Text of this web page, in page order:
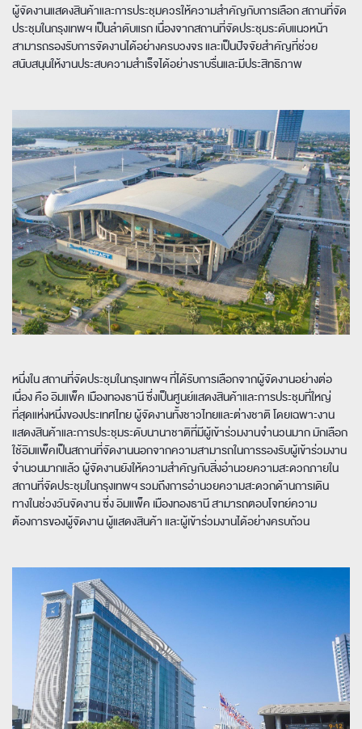
ผู้จัดงานแสดงสินค้าและการประชุมควรให้ความสำคัญกับการเลือก สถานที่จัด
ประชุมในกรุงเทพฯ เป็นลำดับแรก เนื่องจากสถานที่จัดประชุมระดับแนวหน้า
สามารถรองรับการจัดงานได้อย่างครบวงจร และเป็นปัจจัยสำคัญที่ช่วย
สนับสนุนให้งานประสบความสำเร็จได้อย่างราบรื่นและมีประสิทธิภาพ
หนึ่งใน สถานที่จัดประชุมในกรุงเทพฯ ที่ได้รับการเลือกจากผู้จัดงานอย่างต่อ
เนื่อง คือ อิมแพ็ค เมืองทองธานี ซึ่งเป็นศูนย์แสดงสินค้าและการประชุมที่ใหญ่
ที่สุดแห่งหนึ่งของประเทศไทย ผู้จัดงานทั้งชาวไทยและต่างชาติ โดยเฉพาะงาน
แสดงสินค้าและการประชุมระดับนานาชาติที่มีผู้เข้าร่วมงานจำนวนมาก มักเลือก
ใช้อิมแพ็คเป็นสถานที่จัดงานนอกจากความสามารถในการรองรับผู้เข้าร่วมงาน
จำนวนมากแล้ว ผู้จัดงานยังให้ความสำคัญกับสิ่งอำนวยความสะดวกภายใน
สถานที่จัดประชุมในกรุงเทพฯ รวมถึงการอำนวยความสะดวกด้านการเดิน
ทางในช่วงวันจัดงาน ซึ่ง อิมแพ็ค เมืองทองธานี สามารถตอบโจทย์ความ
ต้องการของผู้จัดงาน ผู้แสดงสินค้า และผู้เข้าร่วมงานได้อย่างครบถ้วน